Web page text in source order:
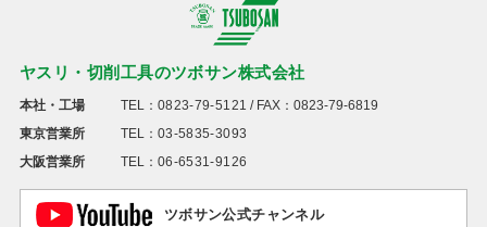
ヤスリ・切削工具のツボサン株式会社
本社・工場 TEL： 0823-79-5121 / FAX：0823-79-6819
東京営業所
TEL： 03-5835-3093
大阪営業所
TEL： 06-6531-9126
ツボサン公式チャンネル